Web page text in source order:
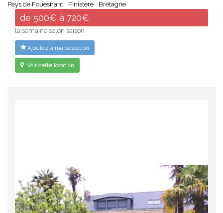
Pays de Fouesnant
Finistère Bretagne
de 500€ à 720€
la semaine selon saison
Ajoutez à ma sélection
Voir cette location